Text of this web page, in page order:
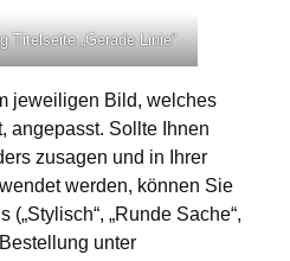
Titelseite „Gerade Linie“
jeweiligen Bild, welches
angepasst. Sollte Ihnen
zusagen und in Ihrer
werden, können Sie
„Runde Sache“,
unter